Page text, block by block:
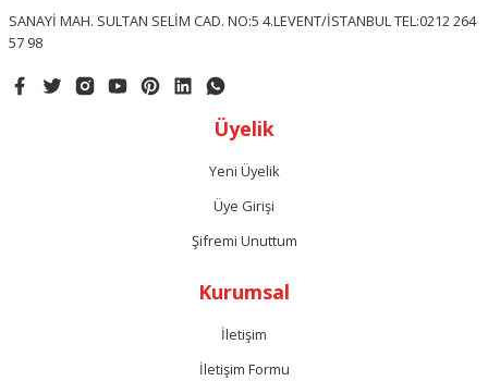
SANAYİ MAH. SULTAN SELİM CAD. NO:5 4.LEVENT/İSTANBUL TEL:0212 264
57 98
Üyelik
Yeni Üyelik
Üye Girişi
Şifremi Unuttum
Kurumsal
İletişim
İletişim Formu